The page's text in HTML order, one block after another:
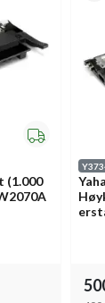
(1.000